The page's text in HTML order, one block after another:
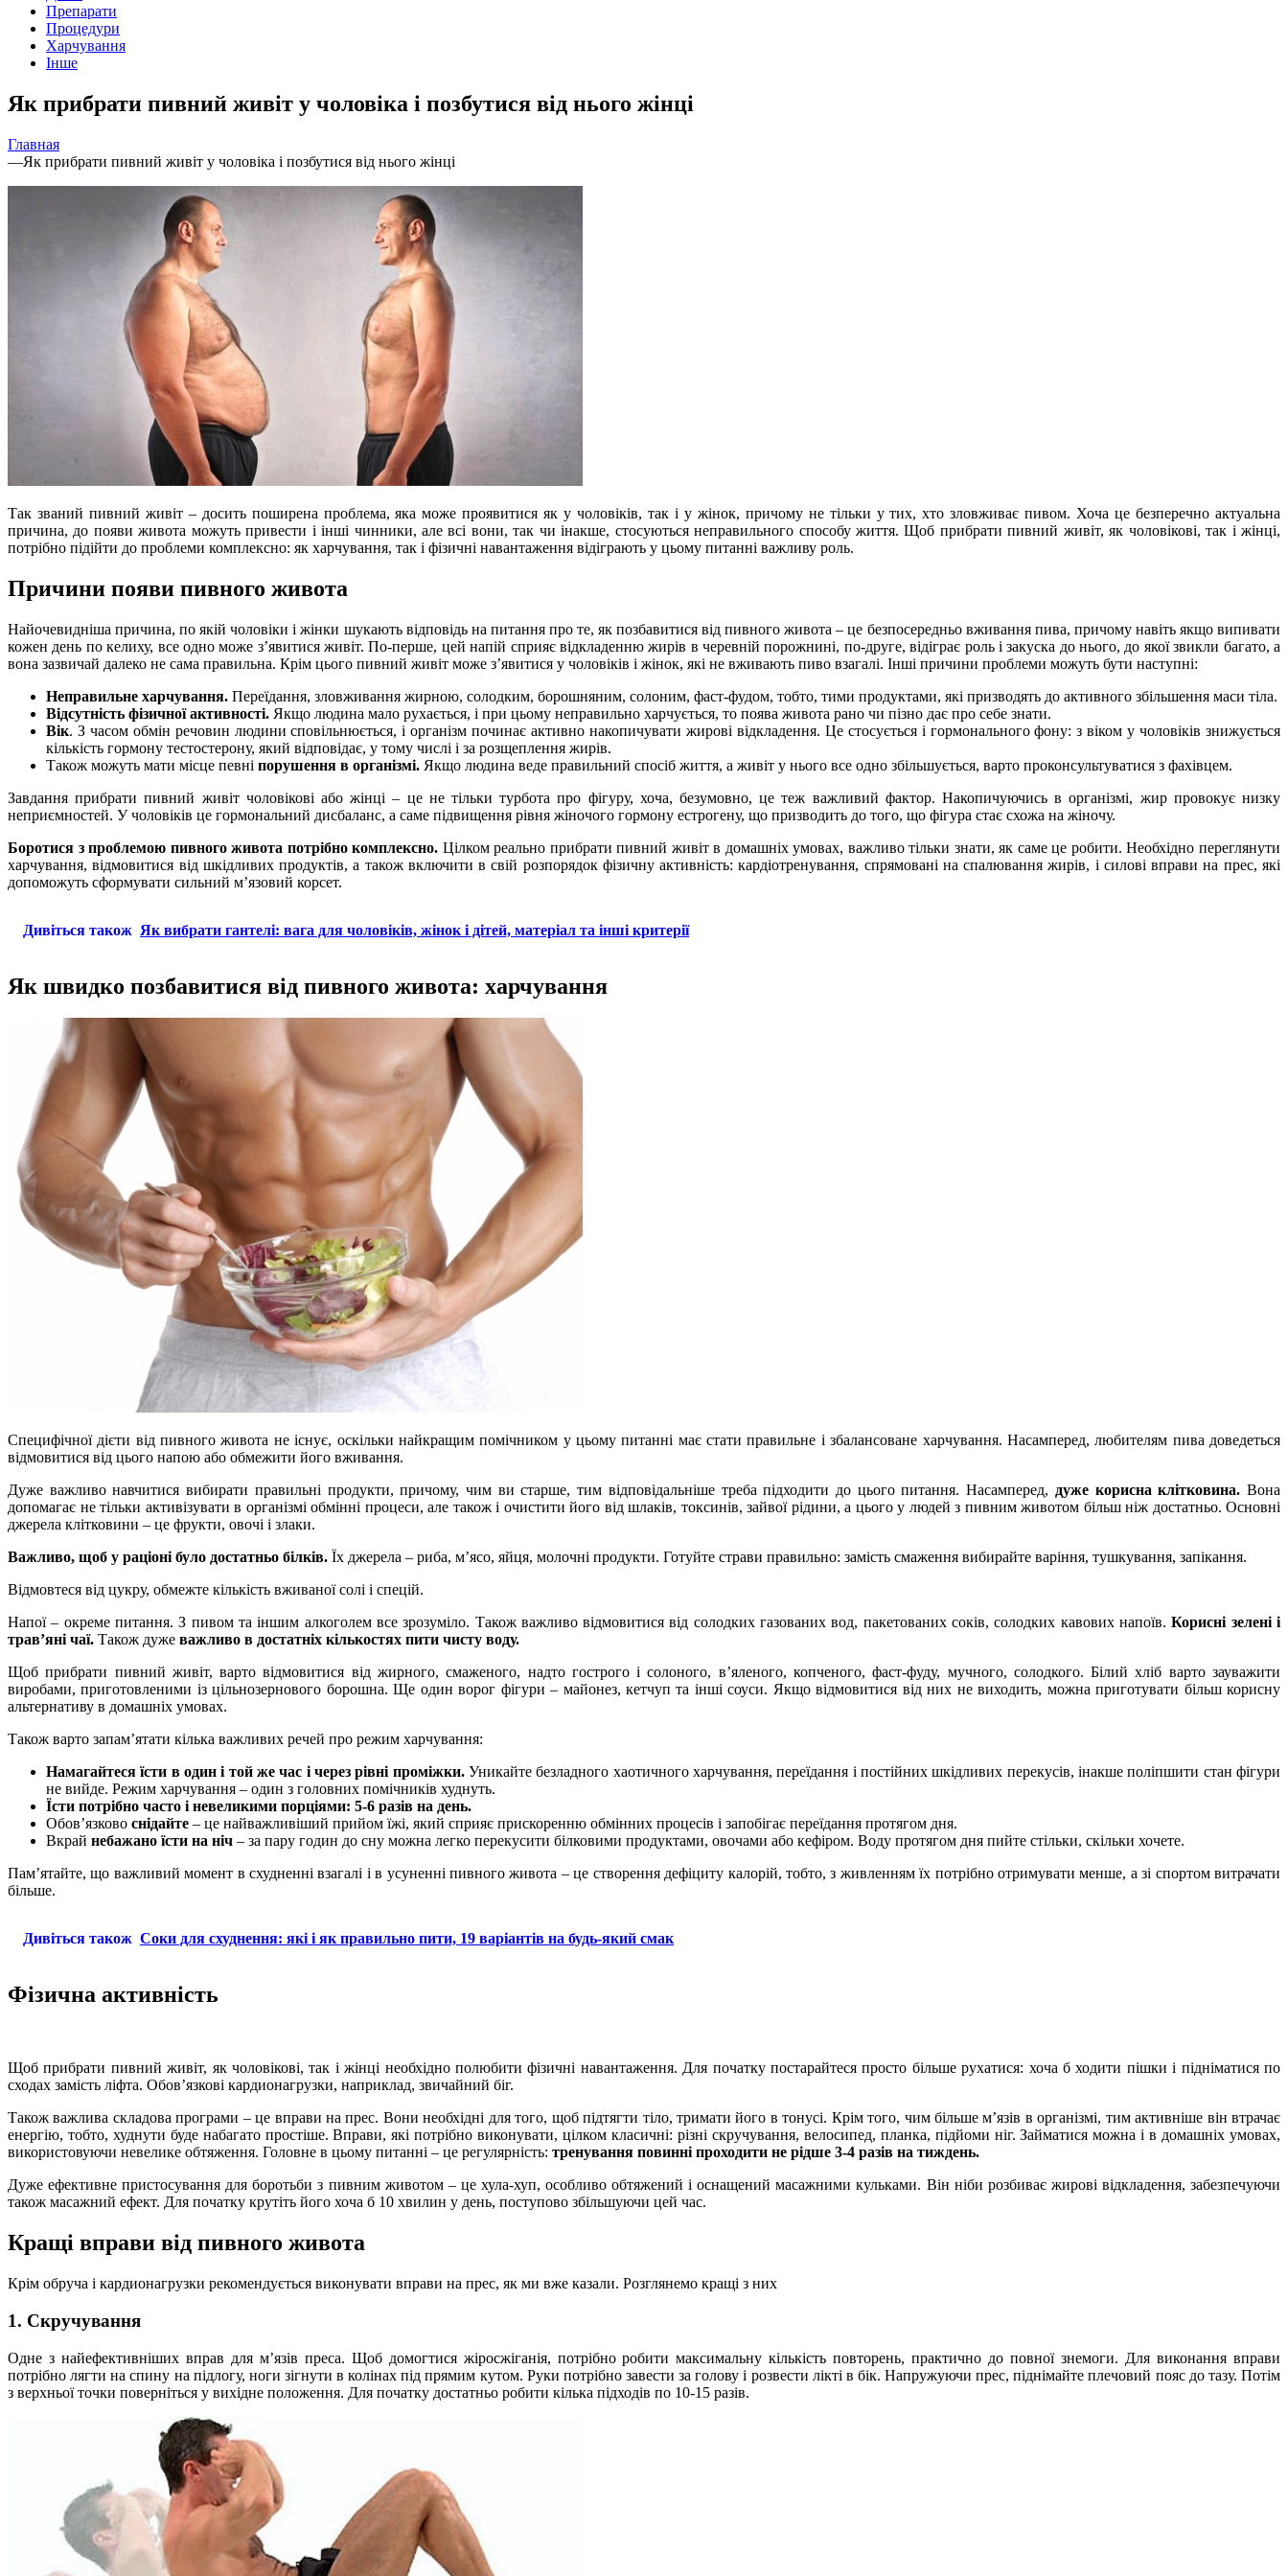
Препарати
Процедури
Харчування
Інше
Як прибрати пивний живіт у чоловіка і позбутися від нього жінці
Главная
—Як прибрати пивний живіт у чоловіка і позбутися від нього жінці
Так званий пивний живіт – досить поширена проблема, яка може проявитися як у чоловіків, так і у жінок, причому не тільки у тих, хто зловживає пивом. Хоча це безперечно актуальна
причина, до появи живота можуть привести і інші чинники, але всі вони, так чи інакше, стосуються неправильного способу життя. Щоб прибрати пивний живіт, як чоловікові, так і жінці,
потрібно підійти до проблеми комплексно: як харчування, так і фізичні навантаження відіграють у цьому питанні важливу роль.
Причини появи пивного живота
Найочевидніша причина, по якій чоловіки і жінки шукають відповідь на питання про те, як позбавитися від пивного живота – це безпосередньо вживання пива, причому навіть якщо випивати
кожен день по келиху, все одно може з’явитися живіт. По-перше, цей напій сприяє відкладенню жирів в черевній порожнині, по-друге, відіграє роль і закуска до нього, до якої звикли багато, а
вона зазвичай далеко не сама правильна. Крім цього пивний живіт може з’явитися у чоловіків і жінок, які не вживають пиво взагалі. Інші причини проблеми можуть бути наступні:
Неправильне харчування. Переїдання, зловживання жирною, солодким, борошняним, солоним, фаст-фудом, тобто, тими продуктами, які призводять до активного збільшення маси тіла.
Відсутність фізичної активності. Якщо людина мало рухається, і при цьому неправильно харчується, то поява живота рано чи пізно дає про себе знати.
Вік. З часом обмін речовин людини сповільнюється, і організм починає активно накопичувати жирові відкладення. Це стосується і гормонального фону: з віком у чоловіків знижується
кількість гормону тестостерону, який відповідає, у тому числі і за розщеплення жирів.
Також можуть мати місце певні порушення в організмі. Якщо людина веде правильний спосіб життя, а живіт у нього все одно збільшується, варто проконсультуватися з фахівцем.
Завдання прибрати пивний живіт чоловікові або жінці – це не тільки турбота про фігуру, хоча, безумовно, це теж важливий фактор. Накопичуючись в організмі, жир провокує низку
неприємностей. У чоловіків це гормональний дисбаланс, а саме підвищення рівня жіночого гормону естрогену, що призводить до того, що фігура стає схожа на жіночу.
Боротися з проблемою пивного живота потрібно комплексно. Цілком реально прибрати пивний живіт в домашніх умовах, важливо тільки знати, як саме це робити. Необхідно переглянути
харчування, відмовитися від шкідливих продуктів, а також включити в свій розпорядок фізичну активність: кардіотренування, спрямовані на спалювання жирів, і силові вправи на прес, які
допоможуть сформувати сильний м’язовий корсет.
Дивіться також Як вибрати гантелі: вага для чоловіків, жінок і дітей, матеріал та інші критерії
Як швидко позбавитися від пивного живота: харчування
Специфічної дієти від пивного живота не існує, оскільки найкращим помічником у цьому питанні має стати правильне і збалансоване харчування. Насамперед, любителям пива доведеться
відмовитися від цього напою або обмежити його вживання.
Дуже важливо навчитися вибирати правильні продукти, причому, чим ви старше, тим відповідальніше треба підходити до цього питання. Насамперед, дуже корисна клітковина. Вона
допомагає не тільки активізувати в організмі обмінні процеси, але також і очистити його від шлаків, токсинів, зайвої рідини, а цього у людей з пивним животом більш ніж достатньо. Основні
джерела клітковини – це фрукти, овочі і злаки.
Важливо, щоб у раціоні було достатньо білків. Їх джерела – риба, м’ясо, яйця, молочні продукти. Готуйте страви правильно: замість смаження вибирайте варіння, тушкування, запікання.
Відмовтеся від цукру, обмежте кількість вживаної солі і спецій.
Напої – окреме питання. З пивом та іншим алкоголем все зрозуміло. Також важливо відмовитися від солодких газованих вод, пакетованих соків, солодких кавових напоїв. Корисні зелені і
трав’яні чаї. Також дуже важливо в достатніх кількостях пити чисту воду.
Щоб прибрати пивний живіт, варто відмовитися від жирного, смаженого, надто гострого і солоного, в’яленого, копченого, фаст-фуду, мучного, солодкого. Білий хліб варто зауважити
виробами, приготовленими із цільнозернового борошна. Ще один ворог фігури – майонез, кетчуп та інші соуси. Якщо відмовитися від них не виходить, можна приготувати більш корисну
альтернативу в домашніх умовах.
Також варто запам’ятати кілька важливих речей про режим харчування:
Намагайтеся їсти в один і той же час і через рівні проміжки.Уникайте безладного хаотичного харчування, переїдання і постійних шкідливих перекусів, інакше поліпшити стан фігури
не вийде. Режим харчування – один з головних помічників худнуть.
Їсти потрібно часто і невеликими порціями: 5-6 разів на день.
Обов’язково снідайте – це найважливіший прийом їжі, який сприяє прискоренню обмінних процесів і запобігає переїдання протягом дня.
Вкрай небажано їсти на ніч – за пару годин до сну можна легко перекусити білковими продуктами, овочами або кефіром. Воду протягом дня пийте стільки, скільки хочете.
Пам’ятайте, що важливий момент в схудненні взагалі і в усуненні пивного живота – це створення дефіциту калорій, тобто, з живленням їх потрібно отримувати менше, а зі спортом витрачати
більше.
Дивіться також Соки для схуднення: які і як правильно пити, 19 варіантів на будь-який смак
Фізична активність
Щоб прибрати пивний живіт, як чоловікові, так і жінці необхідно полюбити фізичні навантаження. Для початку постарайтеся просто більше рухатися: хоча б ходити пішки і підніматися по
сходах замість ліфта. Обов’язкові кардионагрузки, наприклад, звичайний біг.
Також важлива складова програми – це вправи на прес. Вони необхідні для того, щоб підтягти тіло, тримати його в тонусі. Крім того, чим більше м’язів в організмі, тим активніше він втрачає
енергію, тобто, худнути буде набагато простіше. Вправи, які потрібно виконувати, цілком класичні: різні скручування, велосипед, планка, підйоми ніг. Займатися можна і в домашніх умовах,
використовуючи невелике обтяження. Головне в цьому питанні – це регулярність: тренування повинні проходити не рідше 3-4 разів на тиждень.
Дуже ефективне пристосування для боротьби з пивним животом – це хула-хуп, особливо обтяжений і оснащений масажними кульками. Він ніби розбиває жирові відкладення, забезпечуючи
також масажний ефект. Для початку крутіть його хоча б 10 хвилин у день, поступово збільшуючи цей час.
Кращі вправи від пивного живота
Крім обруча і кардионагрузки рекомендується виконувати вправи на прес, як ми вже казали. Розглянемо кращі з них
1. Скручування
Одне з найефективніших вправ для м’язів преса. Щоб домогтися жіросжіганія, потрібно робити максимальну кількість повторень, практично до повної знемоги. Для виконання вправи
потрібно лягти на спину на підлогу, ноги зігнути в колінах під прямим кутом. Руки потрібно завести за голову і розвести лікті в бік. Напружуючи прес, піднімайте плечовий пояс до тазу. Потім
з верхньої точки поверніться у вихідне положення. Для початку достатньо робити кілька підходів по 10-15 разів.